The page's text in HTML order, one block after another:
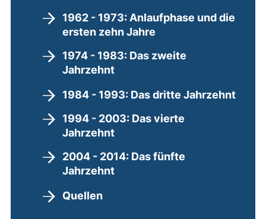
1962 - 1973: Anlaufphase und die
ersten zehn Jahre
1974 - 1983: Das zweite
Jahrzehnt
1984 - 1993: Das dritte Jahrzehnt
1994 - 2003: Das vierte
Jahrzehnt
2004 - 2014: Das fünfte
Jahrzehnt
Quellen